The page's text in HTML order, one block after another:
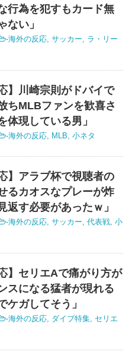
行為を犯すもカード無
ない」
-海外の反応, サッカー, ラ・リー
】川崎宗則がドバイで
ちMLBファンを歓喜さ
体現している男」
-海外の反応, MLB, 小ネタ
】アラブ杯で視聴者の
るカオスなプレーが炸
返す必要があったｗ」
-海外の反応, サッカー, 代表戦, 小
】セリエAで痛がり方が
スになる猛者が現れる
ケガしてそう」
-海外の反応, ダイブ特集, セリエ